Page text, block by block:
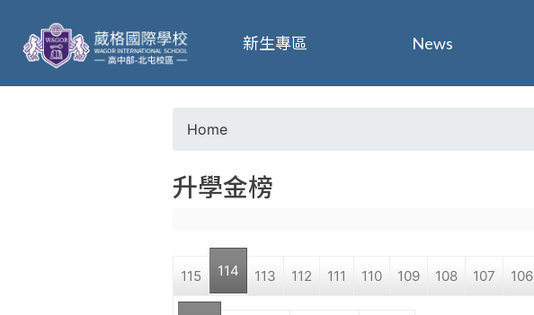
葳
格
o
a
Home
升學金榜
115 114 113 112 111 110 109 108 107 106
新生專區 News